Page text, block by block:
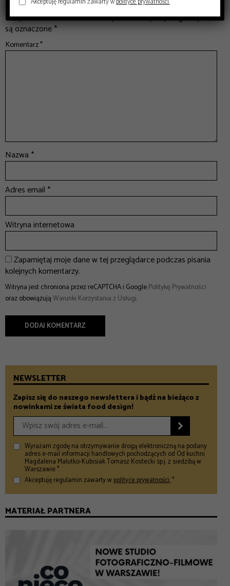
Twój adres email nie zostanie opublikowany.Wymagane pola
są oznaczone*
Komentarz*
Nazwa *
Adres email *
Witryna internetowa
Zapamiętaj moje dane w tej przeglądarce podczas pisania
kolejnych komentarzy.
Witryna jest chroniona przez reCAPTCHA i GooglePolitykę Prywatności
oraz obowiązująWarunki Korzystania z Usługi.
NEWSLETTER
Zapisz się do naszego newslettera i bądź na bieżąco z
nowinkami ze świata food design!

Wyrażam zgodę na otrzymywanie drogą elektroniczną na podany
adres e-mail informacji handlowych pochodzących od Od kuchni
Magdalena Malutko-Kubisiak Tomasz Kostecki sp.j. z siedzibą w
Warszawie *
Akceptuję regulamin zawarty wpolityce prywatności.*
MATERIAŁ PARTNERA